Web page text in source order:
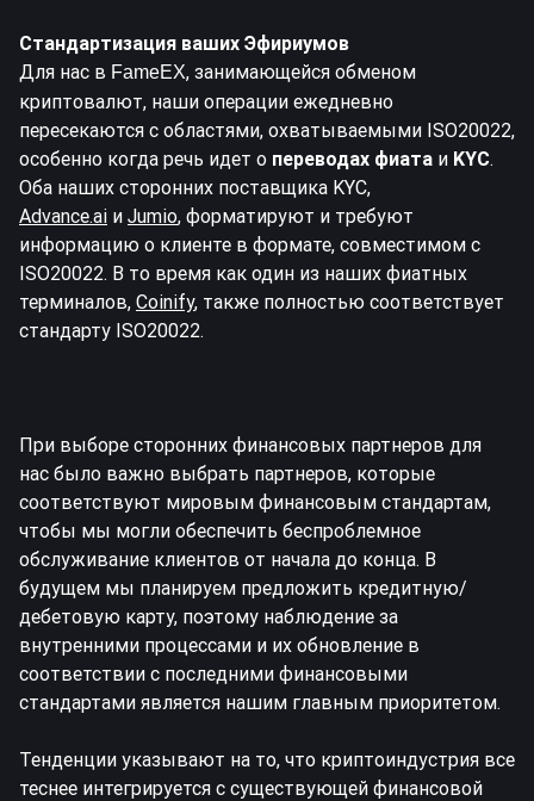
Стандартизация ваших Эфириумов
Для нас в FameEX, занимающейся обменом
криптовалют, наши операции ежедневно
пересекаются с областями, охватываемыми ISO20022,
особенно когда речь идет о переводах фиата и KYC.
Оба наших сторонних поставщика KYC,
Advance.ai и Jumio, форматируют и требуют
информацию о клиенте в формате, совместимом с
ISO20022. В то время как один из наших фиатных
терминалов, Coinify, также полностью соответствует
стандарту ISO20022.
При выборе сторонних финансовых партнеров для
нас было важно выбрать партнеров, которые
соответствуют мировым финансовым стандартам,
чтобы мы могли обеспечить беспроблемное
обслуживание клиентов от начала до конца. В
будущем мы планируем предложить кредитную/
дебетовую карту, поэтому наблюдение за
внутренними процессами и их обновление в
соответствии с последними финансовыми
стандартами является нашим главным приоритетом.
Тенденции указывают на то, что криптоиндустрия все
теснее интегрируется с существующей финансовой